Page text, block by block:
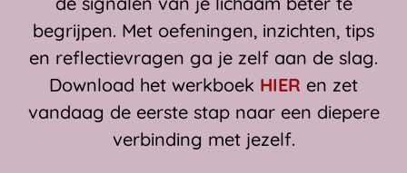
begrijpen. Met oefeningen, inzichten, tips
en reflectievragen ga je zelf aan de slag.
Download het werkboek HIER en zet
vandaag de eerste stap naar een diepere
verbinding met jezelf.